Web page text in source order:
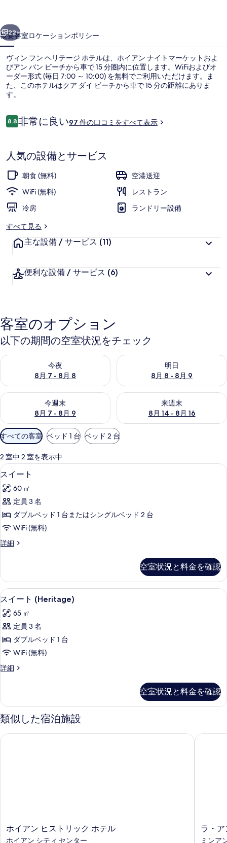
テ
ー
ジ
ホ
テ
ル
の
真
ギ
ャ
ラ
リ
次へ
22+
概要客室ロケーションポリシー
ヴィン フン ヘリテージ ホテルは、ホイアン ナイトマーケットおよ
びアン バン ビーチから車で 15 分圏内に位置します。WiFiおよびオ
ーダー形式 (毎日 7:00 ～ 10:00) を無料でご利用いただけます。ま
た、このホテルはクア ダイ ビーチから車で 15 分の距離にありま
す。
口
コ
8.810段階中8.8
非常に良い97 件の口コミをすべて表示
人気の設備とサービス
朝食 (無料)
空港送迎
WiFi (無料)
レストラン
冷房
ランドリー設備
すべて見る
主な設備 / サービス (11)
便利な設備 / サービス (6)
客室のオプション
以下の期間の空室状況をチェック
今夜
8月 7 - 8月 8
今夜 8月 7 - 8月 8 の空室状況をチェック
明日
8月 8 - 8月 9
明日 8月 8 - 8月 9 の空室状況
今週末
8月 7 - 8月 9
今週末 8月 7 - 8月 9 の空室状況をチェック
来週末
8月 14 - 8月 16
来週末 8月 14 - 8月 16 の空室
利
用
可
能
な
客
室
の
り
込
件
すべての客室 ベッド 1 台 ベッド 2 台
2 室中 2 室を表示中
ス
イ
ー
ト
の
べ
の
写
真
を
表
示
す
る
スイート | ミニバー、セーフティボ
7
スイート
60 ㎡
定員 3 名
ダブルベッド 1 台またはシングルベッド 2 台
WiFi (無料)
詳細
ス
の
詳
細
空室状況と料金を確認
ス
イ
ー
ト
(Heritage)
の
す
て
の
写
真
ミニバー、セーフティボックス (室内
7
スイート (Heritage)
65 ㎡
定員 3 名
ダブルベッド 1 台
WiFi (無料)
詳細
ス
(Heritage)
の
詳
空室状況と料金を確認
類似した宿泊施設
ホ
イ
ホイアン ヒストリック ホテル
ホイアン シティ センター
ホイアン ヒストリック ホテル
ラ・
ア
ラ・
ミンア
ラ・ア